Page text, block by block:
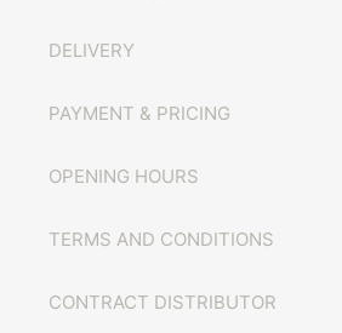
DELIVERY
PAYMENT & PRICING
OPENING HOURS
TERMS AND CONDITIONS
CONTRACT DISTRIBUTOR